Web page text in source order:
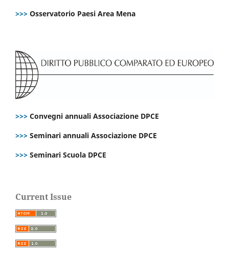
>>> Osservatorio Paesi Area Mena
>>> Convegni annuali Associazione DPCE
>>> Seminari annuali Associazione DPCE
>>> Seminari Scuola DPCE
Current Issue